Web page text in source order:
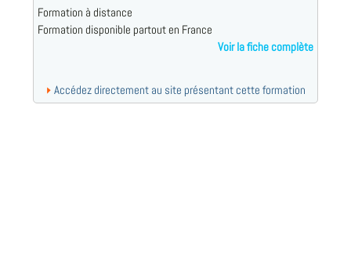
Formation à distance
Formation disponible partout en France
Voir la fiche complète
Accédez directement au site présentant cette formation